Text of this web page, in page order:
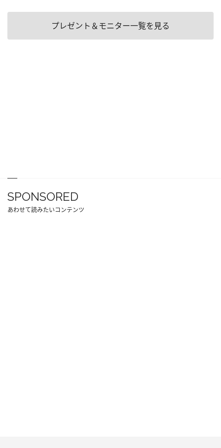
プレゼント＆モニター一覧を見る
SPONSORED
あわせて読みたいコンテンツ